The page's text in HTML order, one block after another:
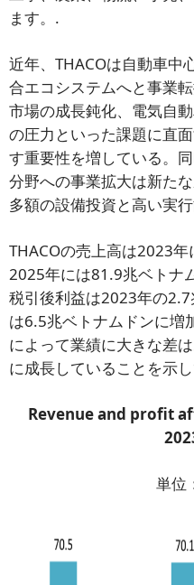
ます。.
近年、THACOは自動車中
合エコシステムへと事業
市場の成長鈍化、電気自
の圧力といった課題に直
す重要性を増している。
分野への事業拡大は新た
多額の設備投資と高い実
THACOの売上高は2023年
2025年には81.9兆ベトナ
税引後利益は2023年の
は6.5兆ベトナムドンに増
によって業績に大きな差
に成長していることを示
Revenue and profit
単位